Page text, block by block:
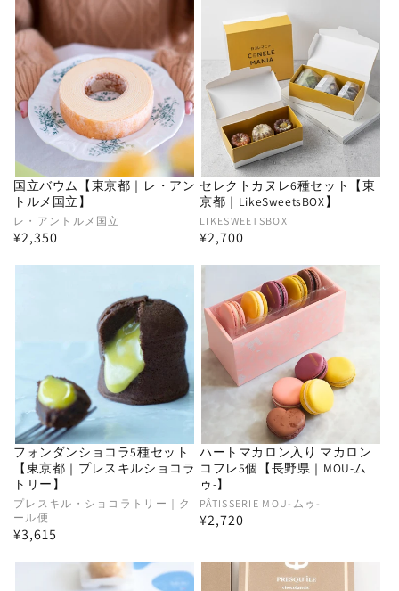
価
格
国立バウム【東京都｜レ・アン
トルメ国立】
販
売
レ・アントルメ国立
通
¥2,350
セレクトカヌレ6種セット【東
京都｜LikeSweetsBOX】
販
売
LIKESWEETSBOX
通
¥2,700
フォンダンショコラ5種セット
【東京都｜プレスキルショコラ
トリー】
販
売
元:
プレスキル・ショコラトリー｜ク
ール便
通
¥3,615
ハートマカロン入り マカロン
コフレ5個【長野県｜MOU-ム
ゥ-】
販
売
PÂTISSERIE MOU-ムゥ-
通
価
¥2,720